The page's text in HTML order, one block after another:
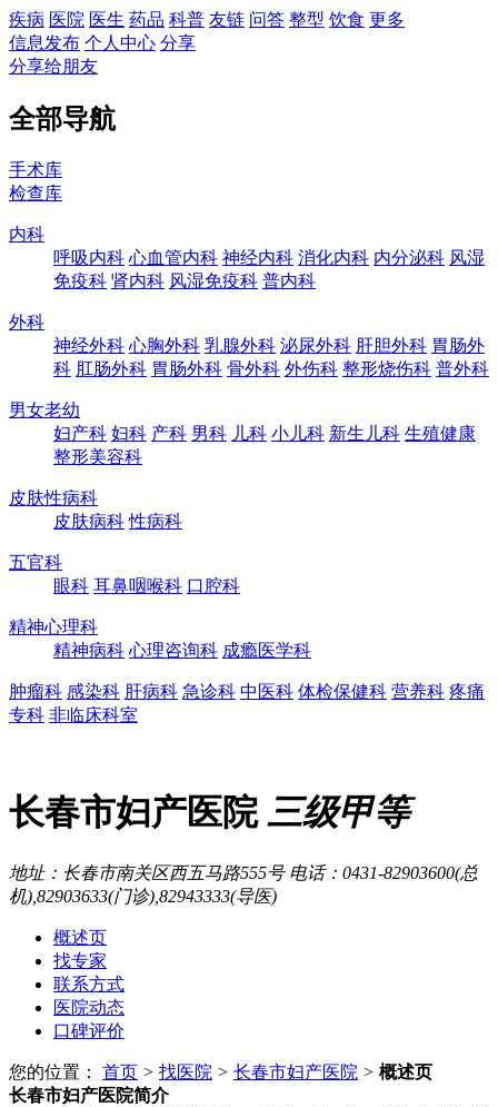
疾病 医院 医生 药品 科普 友链 问答 整型 饮食 更多
信息发布 个人中心 分享
分享给朋友
全部导航
手术库
检查库
内科
呼吸内科 心血管内科 神经内科 消化内科 内分泌科 风湿
免疫科 肾内科 风湿免疫科 普内科
外科
神经外科 心胸外科 乳腺外科 泌尿外科 肝胆外科 胃肠外
科 肛肠外科 胃肠外科 骨外科 外伤科 整形烧伤科 普外科
男女老幼
妇产科 妇科 产科 男科 儿科 小儿科 新生儿科 生殖健康
整形美容科
皮肤性病科
皮肤病科 性病科
五官科
眼科 耳鼻咽喉科 口腔科
精神心理科
精神病科 心理咨询科 成瘾医学科
肿瘤科 感染科 肝病科 急诊科 中医科 体检保健科 营养科 疼痛
专科 非临床科室
长春市妇产医院 三级甲等
地址：长春市南关区西五马路555号 电话：0431-82903600(总
机),82903633(门诊),82943333(导医)
概述页
找专家
联系方式
医院动态
口碑评价
您的位置： 首页 > 找医院 > 长春市妇产医院 > 概述页
长春市妇产医院简介